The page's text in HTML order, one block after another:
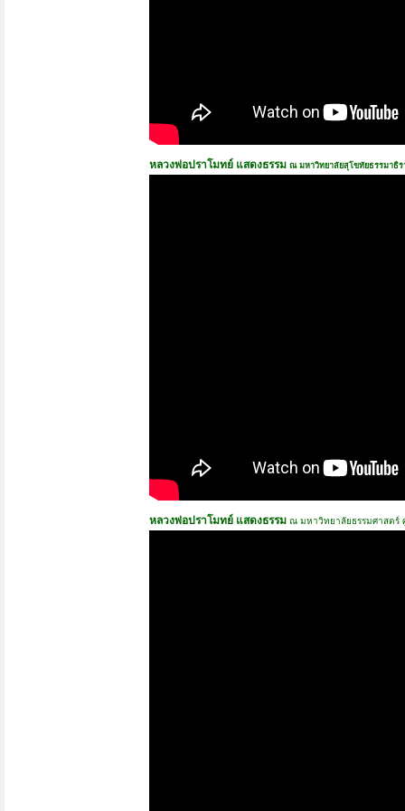
หลวงพ่อปราโมทย์ แสดงธรรม ณ มหาวิทยาลัยสุโขทัยธรรมาธิร
หลวงพ่อปราโมทย์ แสดงธรรม ณ มหาวิทยาลัยธรรมศาสตร์